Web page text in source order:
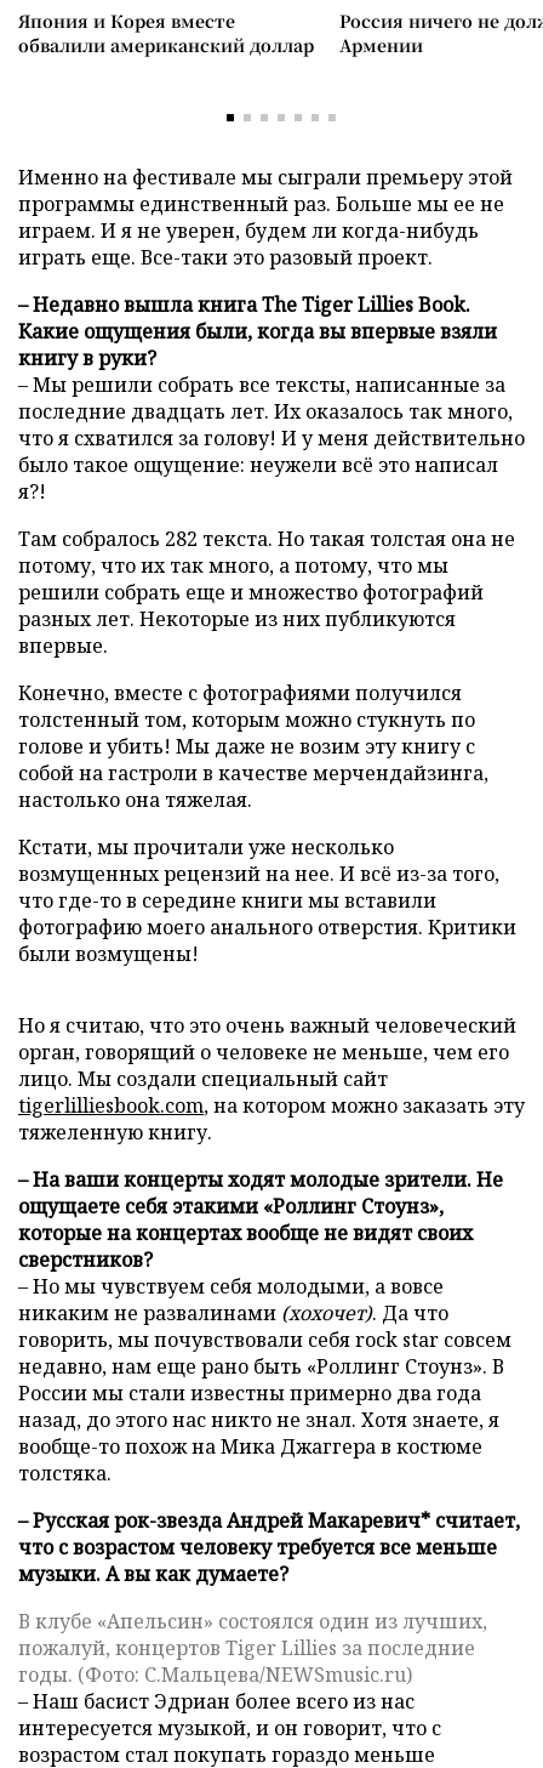
Япония и Корея вместе
обвалили американский доллар
Россия ничего не
Армении
Именно на фестивале мы сыграли премьеру этой
программы единственный раз. Больше мы ее не
играем. И я не уверен, будем ли когда-нибудь
играть еще. Все-таки это разовый проект.
– Недавно вышла книга The Tiger Lillies Book.
Какие ощущения были, когда вы впервые взяли
книгу в руки?
– Мы решили собрать все тексты, написанные за
последние двадцать лет. Их оказалось так много,
что я схватился за голову! И у меня действительно
было такое ощущение: неужели всё это написал
я?!
Там собралось 282 текста. Но такая толстая она не
потому, что их так много, а потому, что мы
решили собрать еще и множество фотографий
разных лет. Некоторые из них публикуются
впервые.
Конечно, вместе с фотографиями получился
толстенный том, которым можно стукнуть по
голове и убить! Мы даже не возим эту книгу с
собой на гастроли в качестве мерчендайзинга,
настолько она тяжелая.
Кстати, мы прочитали уже несколько
возмущенных рецензий на нее. И всё из-за того,
что где-то в середине книги мы вставили
фотографию моего анального отверстия. Критики
были возмущены!
Но я считаю, что это очень важный человеческий
орган, говорящий о человеке не меньше, чем его
лицо. Мы создали специальный сайт
tigerlilliesbook.com, на котором можно заказать эту
тяжеленную книгу.
– На ваши концерты ходят молодые зрители. Не
ощущаете себя этакими «Роллинг Стоунз»,
которые на концертах вообще не видят своих
сверстников?
– Но мы чувствуем себя молодыми, а вовсе
никаким не развалинами (хохочет). Да что
говорить, мы почувствовали себя rock star совсем
недавно, нам еще рано быть «Роллинг Стоунз». В
России мы стали известны примерно два года
назад, до этого нас никто не знал. Хотя знаете, я
вообще-то похож на Мика Джаггера в костюме
толстяка.
– Русская рок-звезда Андрей Макаревич* считает,
что с возрастом человеку требуется все меньше
музыки. А вы как думаете?
В клубе «Апельсин» состоялся один из лучших,
пожалуй, концертов Tiger Lillies за последние
годы. (Фото: С.Мальцева/NEWSmusic.ru)
– Наш басист Эдриан более всего из нас
интересуется музыкой, и он говорит, что с
возрастом стал покупать гораздо меньше